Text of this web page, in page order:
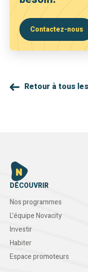
Contactez-nous
Retour à tous
DÉCOUVRIR
Nos programmes
L'équipe Novacity
Investir
Habiter
Espace promoteurs